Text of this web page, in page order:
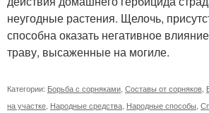
неугодные растения. Щелочь,
способна оказать негативное
траву, высаженные на могиле.
Категории: Борьба с сорняками Составы от сорняков
на участке Народные средства Народные способы